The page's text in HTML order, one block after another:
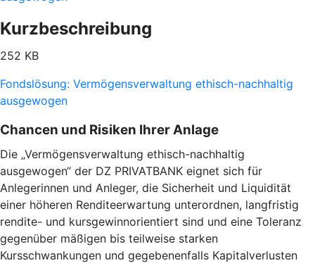
Kurzbeschreibung
252 KB
Fondslösung: Vermögensverwaltung ethisch-nachhaltig
ausgewogen
Chancen und Risiken Ihrer Anlage
Die „Vermögensverwaltung ethisch-nachhaltig
ausgewogen“ der DZ PRIVATBANK eignet sich für
Anlegerinnen und Anleger, die Sicherheit und Liquidität
einer höheren Renditeerwartung unterordnen, langfristig
rendite- und kursgewinnorientiert sind und eine Toleranz
gegenüber mäßigen bis teilweise starken
Kursschwankungen und gegebenenfalls Kapitalverlusten